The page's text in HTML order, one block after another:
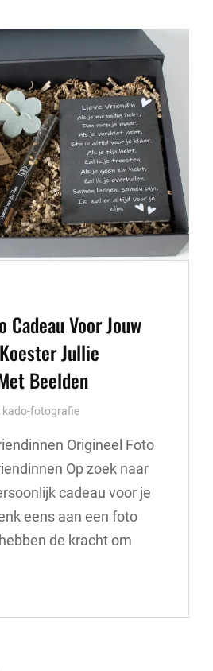
Cadeau Voor Jouw
Jullie
Beelden
kado-fotografie
Origineel Foto
Op zoek naar
cadeau voor je
eens aan een foto
de kracht om